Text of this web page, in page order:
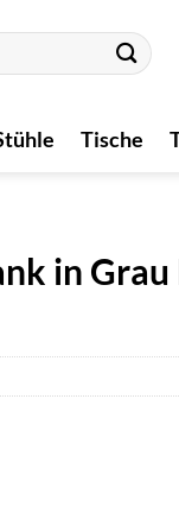
Tische
in